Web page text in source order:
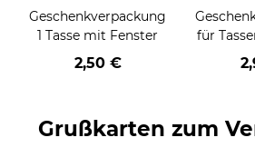
Geschenkverpackung
1 Tasse mit Fenster
2,50 €
für
Grußkarten zum